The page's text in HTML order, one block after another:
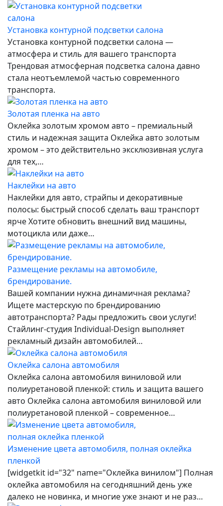
Установка контурной подсветки салона
Установка контурной подсветки салона —
атмосфера и стиль для вашего транспорта
Трендовая атмосферная подсветка салона давно
стала неотъемлемой частью современного
транспорта.
Золотая пленка на авто
Оклейка золотым хромом авто – премиальный
стиль и надежная защита Оклейка авто золотым
хромом – это действительно эксклюзивная услуга
для тех,…
Наклейки на авто
Наклейки для авто, страйпы и декоративные
полосы: быстрый способ сделать ваш транспорт
ярче Хотите обновить внешний вид машины,
мотоцикла или даже…
Размещение рекламы на автомобиле,
брендирование.
Вашей компании нужна динамичная реклама?
Ищете мастерскую по брендированию
автотранспорта? Рады предложить свои услуги!
Стайлинг-студия Individual-Design выполняет
рекламный дизайн автомобилей…
Оклейка салона автомобиля
Оклейка салона автомобиля виниловой или
полиуретановой пленкой: стиль и защита вашего
авто Оклейка салона автомобиля виниловой или
полиуретановой пленкой – современное…
Изменение цвета автомобиля, полная оклейка
пленкой
[widgetkit id="32" name="Оклейка винилом"] Полная
оклейка автомобиля на сегодняшний день уже
далеко не новинка, и многие уже знают и не раз…